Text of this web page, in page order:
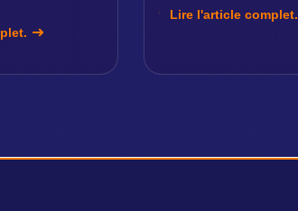
Lire l'article complet.